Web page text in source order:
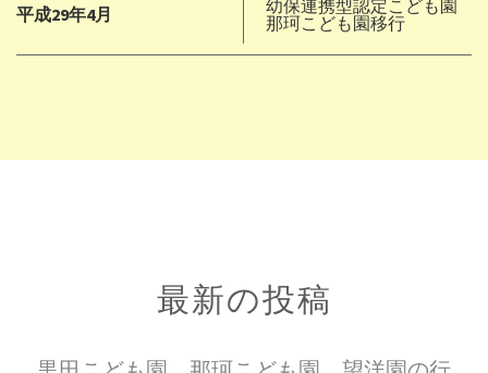
平成29年4月
幼保連携型認定こども園
那珂こども園移行
最新の投稿